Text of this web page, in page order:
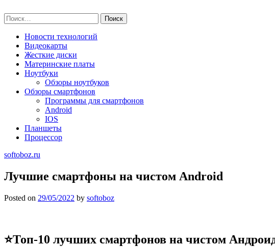
to
content
Найти:
Новости технологий
Видеокарты
Жесткие диски
Материнские платы
Ноутбуки
Обзоры ноутбуков
Обзоры смартфонов
Программы для смартфонов
Android
IOS
Планшеты
Процессор
softoboz.ru
Лучшие смартфоны на чистом Android
Posted on 29/05/2022 by softoboz
⭐️Топ-10 лучших смартфонов на чистом